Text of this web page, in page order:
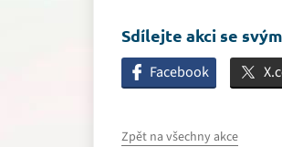
Sdílejte akci se
Facebook
Zpět na všechny akce